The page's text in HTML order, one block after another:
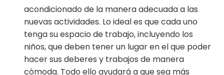
acondicionado de la manera adecuada a las
nuevas actividades. Lo ideal es que cada uno
tenga su espacio de trabajo, incluyendo los
niños, que deben tener un lugar en el que poder
hacer sus deberes y trabajos de manera
cómoda. Todo ello ayudará a que sea más